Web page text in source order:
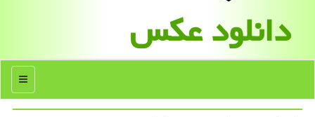
دانلود عكس
منو